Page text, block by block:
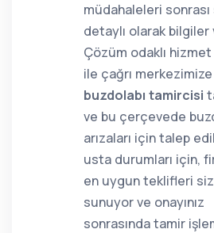
müdahaleleri sonrası
detaylı olarak bilgiler
Çözüm odaklı hizmet
ile çağrı merkezimize
buzdolabı tamircisi
ve bu çerçevede
arızaları için talep
usta durumları için,
en uygun teklifleri
sunuyor ve onayınız
sonrasında tamir